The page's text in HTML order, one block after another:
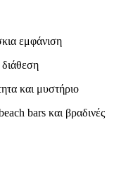
εμφάνιση
και μυστήριο
bars και βραδινές